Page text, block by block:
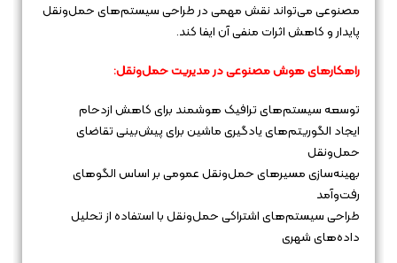
مصنوعی می‌تواند نقش مهمی در طراحی سیستم‌های حمل‌ونقل
پایدار و کاهش اثرات منفی آن ایفا کند.
راهکارهای هوش مصنوعی در مدیریت حمل‌ونقل:
توسعه سیستم‌های ترافیک هوشمند برای کاهش ازدحام
ایجاد الگوریتم‌های یادگیری ماشین برای پیش‌بینی تقاضای
حمل‌ونقل
بهینه‌سازی مسیرهای حمل‌ونقل عمومی بر اساس الگوهای
رفت‌وآمد
طراحی سیستم‌های اشتراکی حمل‌ونقل با استفاده از تحلیل
داده‌های شهری